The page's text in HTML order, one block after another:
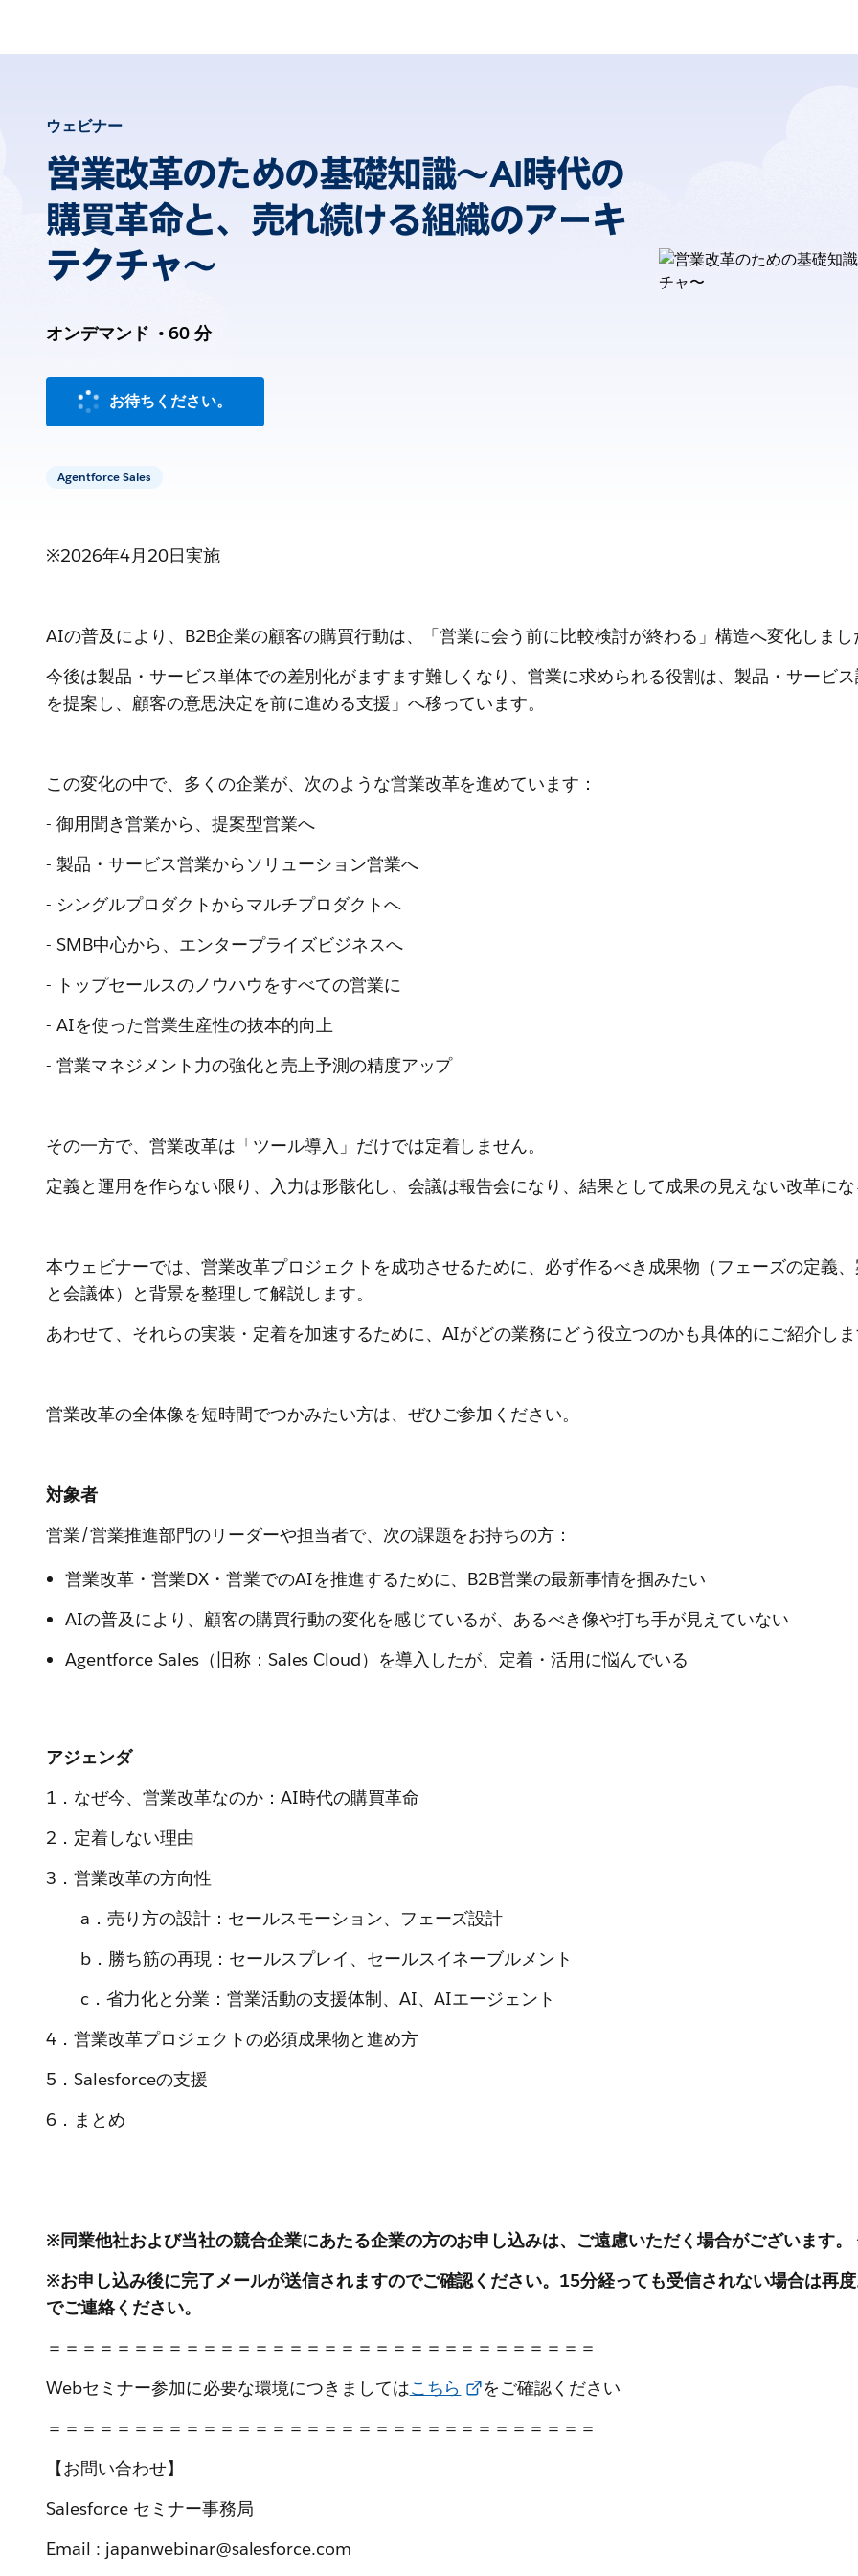
ウェビナー
営業改革のための基礎知識〜AI時代の
購買革命と、売れ続ける組織のアーキ
テクチャ〜
オンデマンド • 60 分
お待ちください。
Agentforce Sales
※2026年4月20日実施
AIの普及により、B2B企業の顧客の購買行動は、「営業に会う前に比較検討が終わる」構造へ変化しまし
今後は製品・サービス単体での差別化がますます難しくなり、営業に求められる役割は、製品・サービ
を提案し、顧客の意思決定を前に進める支援」へ移っています。
この変化の中で、多くの企業が、次のような営業改革を進めています：
- 御用聞き営業から、提案型営業へ
- 製品・サービス営業からソリューション営業へ
- シングルプロダクトからマルチプロダクトへ
- SMB中心から、エンタープライズビジネスへ
- トップセールスのノウハウをすべての営業に
- AIを使った営業生産性の抜本的向上
- 営業マネジメント力の強化と売上予測の精度アップ
その一方で、営業改革は「ツール導入」だけでは定着しません。
定義と運用を作らない限り、入力は形骸化し、会議は報告会になり、結果として成果の見えない改革に
本ウェビナーでは、営業改革プロジェクトを成功させるために、必ず作るべき成果物（フェーズの定義
と会議体）と背景を整理して解説します。
あわせて、それらの実装・定着を加速するために、AIがどの業務にどう役立つのかも具体的にご紹介し
営業改革の全体像を短時間でつかみたい方は、ぜひご参加ください。
対象者
営業/営業推進部門のリーダーや担当者で、次の課題をお持ちの方：
営業改革・営業DX・営業でのAIを推進するために、B2B営業の最新事情を掴みたい
AIの普及により、顧客の購買行動の変化を感じているが、あるべき像や打ち手が見えていない
Agentforce Sales（旧称：Sales Cloud）を導入したが、定着・活用に悩んでいる
アジェンダ
1．なぜ今、営業改革なのか：AI時代の購買革命
2．定着しない理由
3．営業改革の方向性
a．売り方の設計：セールスモーション、フェーズ設計
b．勝ち筋の再現：セールスプレイ、セールスイネーブルメント
c．省力化と分業：営業活動の支援体制、AI、AIエージェント
4．営業改革プロジェクトの必須成果物と進め方
5．Salesforceの支援
6．まとめ
※同業他社および当社の競合企業にあたる企業の方のお申し込みは、ご遠慮いただく場合がございます
※お申し込み後に完了メールが送信されますのでご確認ください。15分経っても受信されない場合は再
でご連絡ください。
＝＝＝＝＝＝＝＝＝＝＝＝＝＝＝＝＝＝＝＝＝＝＝＝＝＝＝＝＝＝＝＝
Webセミナー参加に必要な環境につきましてはこちら
をご確認ください
＝＝＝＝＝＝＝＝＝＝＝＝＝＝＝＝＝＝＝＝＝＝＝＝＝＝＝＝＝＝＝＝
【お問い合わせ】
Salesforce セミナー事務局
Email : japanwebinar@salesforce.com